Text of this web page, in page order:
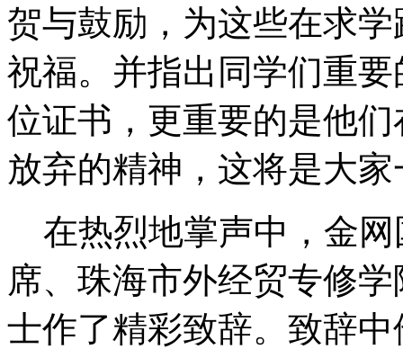
贺与鼓励，为这些在求
祝福。并指出同学们重
位证书，更重要的是他
放弃的精神，这将是大
在热烈地掌声中，金网
席、珠海市外经贸专修
士作了精彩致辞。致辞